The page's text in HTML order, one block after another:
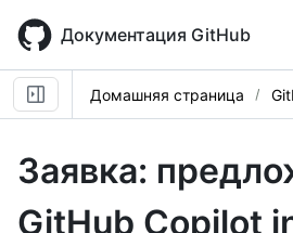
main
content
Документация GitHub
Домашняя страница
Заявка:
GitHub Copilot